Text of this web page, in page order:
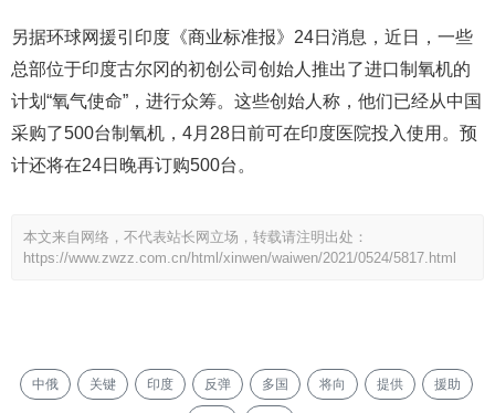
另据环球网援引印度《商业标准报》24日消息，近日，一些
总部位于印度古尔冈的初创公司创始人推出了进口制氧机的
计划“氧气使命”，进行众筹。这些创始人称，他们已经从中国
采购了500台制氧机，4月28日前可在印度医院投入使用。预
计还将在24日晚再订购500台。
本文来自网络，不代表站长网立场，转载请注明出处：
https://www.zwzz.com.cn/html/xinwen/waiwen/2021/0524/5817.html
中俄 关键 印度 反弹 多国 将向 提供 援助